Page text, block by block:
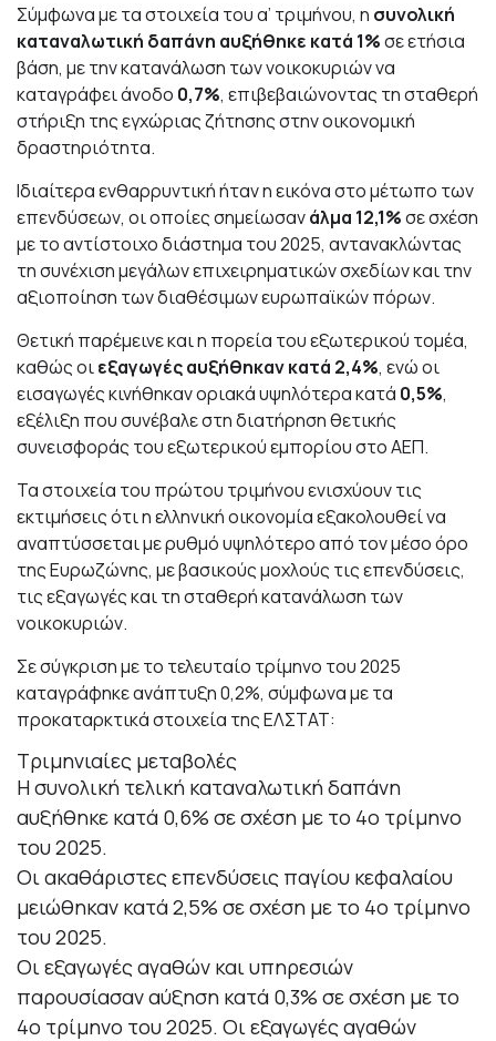
Σύμφωνα με τα στοιχεία του α’ τριμήνου, η συνολική
καταναλωτική δαπάνη αυξήθηκε κατά 1%σε ετήσια
βάση, με την κατανάλωση των νοικοκυριών να
καταγράφει άνοδο 0,7%, επιβεβαιώνοντας τη σταθερή
στήριξη της εγχώριας ζήτησης στην οικονομική
δραστηριότητα.
Ιδιαίτερα ενθαρρυντική ήταν η εικόνα στο μέτωπο των
επενδύσεων, οι οποίες σημείωσανάλμα 12,1%σε σχέση
με το αντίστοιχο διάστημα του 2025, αντανακλώντας
τη συνέχιση μεγάλων επιχειρηματικών σχεδίων και την
αξιοποίηση των διαθέσιμων ευρωπαϊκών πόρων.
Θετική παρέμεινε και η πορεία του εξωτερικού τομέα,
καθώς οιεξαγωγές αυξήθηκαν κατά 2,4%, ενώ οι
εισαγωγές κινήθηκαν οριακά υψηλότερα κατά 0,5%,
εξέλιξη που συνέβαλε στη διατήρηση θετικής
συνεισφοράς του εξωτερικού εμπορίου στο ΑΕΠ.
Τα στοιχεία του πρώτου τριμήνου ενισχύουν τις
εκτιμήσεις ότι η ελληνική οικονομία εξακολουθεί να
αναπτύσσεται με ρυθμό υψηλότερο από τον μέσο όρο
της Ευρωζώνης, με βασικούς μοχλούς τις επενδύσεις,
τις εξαγωγές και τη σταθερή κατανάλωση των
νοικοκυριών.
Σε σύγκριση με το τελευταίο τρίμηνο του 2025
καταγράφηκε ανάπτυξη 0,2%, σύμφωνα με τα
προκαταρκτικά στοιχεία της ΕΛΣΤΑΤ:
Τριμηνιαίες μεταβολές
Η συνολική τελική καταναλωτική δαπάνη
αυξήθηκε κατά 0,6% σε σχέση με το 4o τρίμηνο
του 2025.
Οι ακαθάριστες επενδύσεις παγίου κεφαλαίου
μειώθηκαν κατά 2,5% σε σχέση με το 4o τρίμηνο
του 2025.
Oι εξαγωγές αγαθών και υπηρεσιών
παρουσίασαν αύξηση κατά 0,3% σε σχέση με το
4o τρίμηνο του 2025. Οι εξαγωγές αγαθών